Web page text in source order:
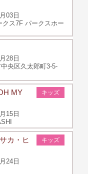
03日
ス7F パークスホー
28日
央区久太郎町3-5-
キッズ
MY
15日
キッズ
カ・ヒ
24日